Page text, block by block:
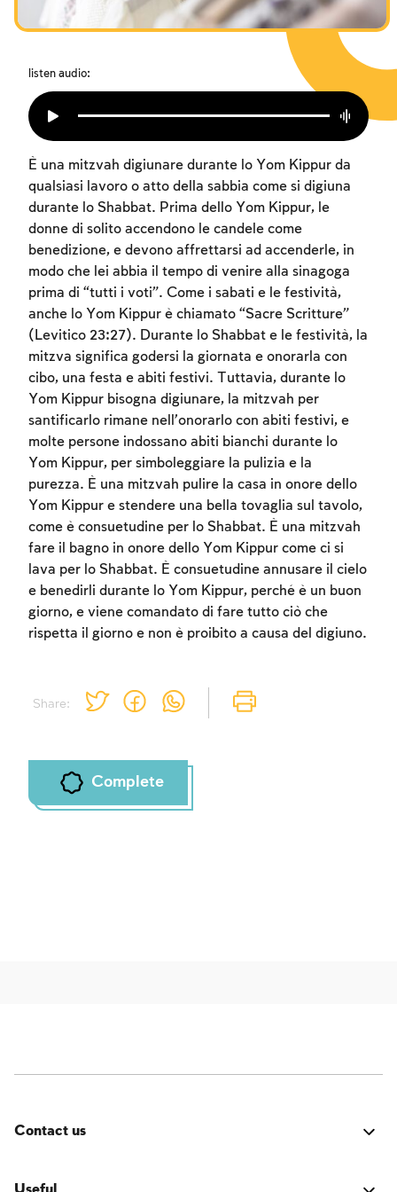
I digiuni commemorativi della distruzione del Tempio
Purìm
listen audio:
Share:
È una mitzvah digiunare durante lo Yom Kippur da
qualsiasi lavoro o atto della sabbia come si digiuna
durante lo Shabbat. Prima dello Yom Kippur, le
donne di solito accendono le candele come
benedizione, e devono affrettarsi ad accenderle, in
modo che lei abbia il tempo di venire alla sinagoga
prima di “tutti i voti”. Come i sabati e le festività,
anche lo Yom Kippur è chiamato “Sacre Scritture”
(Levitico 23:27). Durante lo Shabbat e le festività, la
mitzva significa godersi la giornata e onorarla con
cibo, una festa e abiti festivi. Tuttavia, durante lo
Yom Kippur bisogna digiunare, la mitzvah per
santificarlo rimane nell’onorarlo con abiti festivi, e
molte persone indossano abiti bianchi durante lo
Yom Kippur, per simboleggiare la pulizia e la
purezza. È una mitzvah pulire la casa in onore dello
Yom Kippur e stendere una bella tovaglia sul tavolo,
come è consuetudine per lo Shabbat. È una mitzvah
fare il bagno in onore dello Yom Kippur come ci si
lava per lo Shabbat. È consuetudine annusare il cielo
e benedirli durante lo Yom Kippur, perché è un buon
giorno, e viene comandato di fare tutto ciò che
rispetta il giorno e non è proibito a causa del digiuno.
Complete
Account required
To mark concepts as learned, you'll need
to create an account or log in.
Sign up Login
Contact us